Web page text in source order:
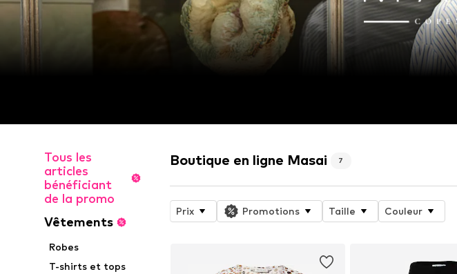
Tous les
articles
bénéficiant
de la promo
Vêtements
Robes
T-shirts et tops
Boutique en ligne Masai 7
Prix Promotions Taille Couleur